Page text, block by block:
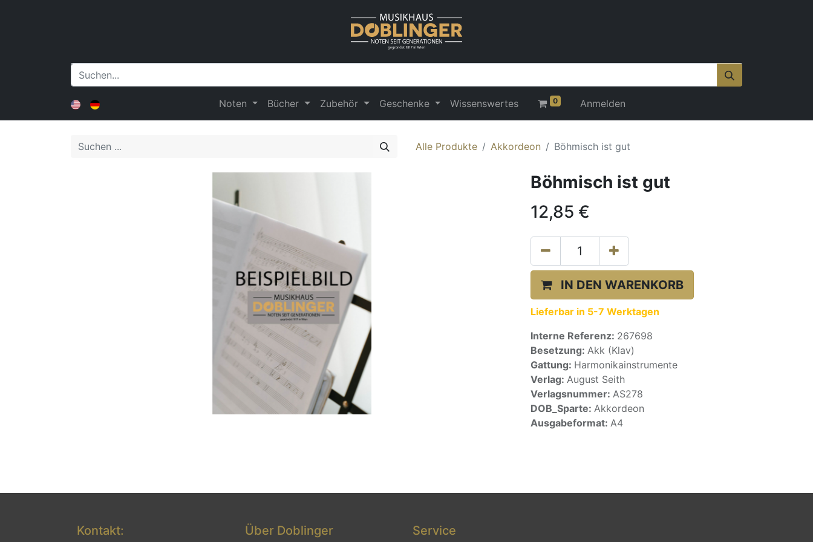
Noten Bücher Zubehör Geschenke Wissenswertes 0 Anmelden
Alle Produkte Akkordeon Böhmisch ist gut
Böhmisch ist gut
12,85 €
IN DEN WARENKORB
Lieferbar in 5-7 Werktagen
Interne Referenz: 267698
Besetzung: Akk (Klav)
Gattung: Harmonikainstrumente
Verlag: August Seith
Verlagsnummer: AS278
DOB_Sparte: Akkordeon
Ausgabeformat: A4
Kontakt: Über Doblinger Service